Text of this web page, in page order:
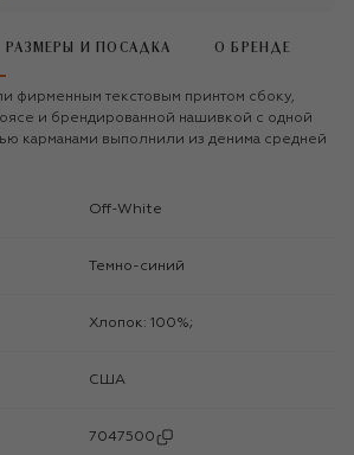
РАЗМЕРЫ И ПОСАДКА О БРЕНДЕ
фирменным текстовым принтом сбоку,
и брендированной нашивкой с одной
карманами выполнили из денима средней
Off-White
Темно-синий
Хлопок: 100%;
США
7047500